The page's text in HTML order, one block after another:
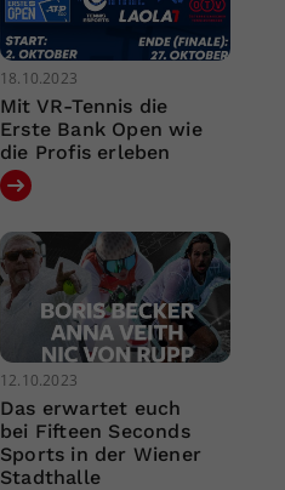
18.10.2023
Mit VR-Tennis die
Erste Bank Open wie
die Profis erleben
12.10.2023
Das erwartet euch
bei Fifteen Seconds
Sports in der Wiener
Stadthalle